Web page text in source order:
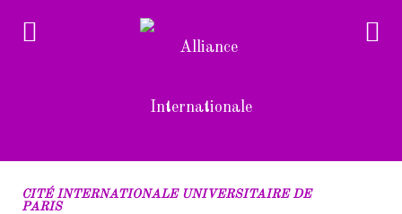
RECENT POSTS
CITÉ INTERNATIONALE UNIVERSITAIRE DE
PARIS